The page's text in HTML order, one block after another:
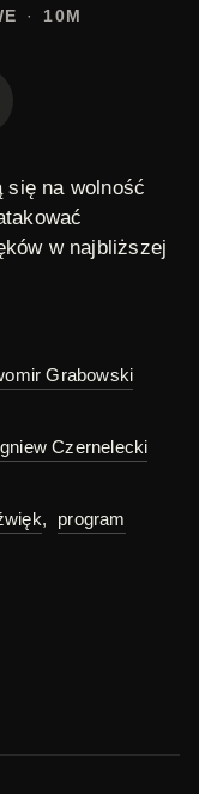
10M
się na wolność
w najbliższej
Grabowski
Czernelecki
,
program